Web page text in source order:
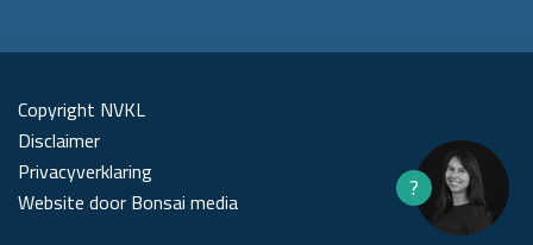
Copyright NVKL
Disclaimer
Privacyverklaring
Website door Bonsai media
?